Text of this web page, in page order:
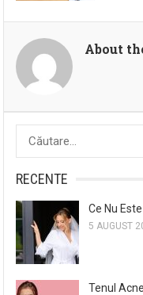
About
Caută
după:
RECENTE
Ce Nu
5 AUGUST
Tenul